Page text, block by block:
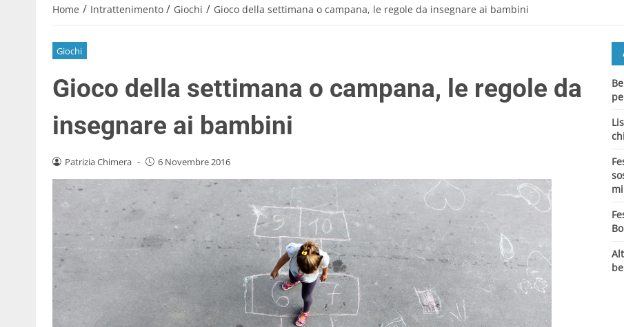
Home / Intrattenimento / Giochi / Gioco della settimana o campana, le regole da insegnare ai bambini
Giochi
Gioco della settimana o campana, le regole da
insegnare ai bambini
Patrizia Chimera - 6 Novembre 2016